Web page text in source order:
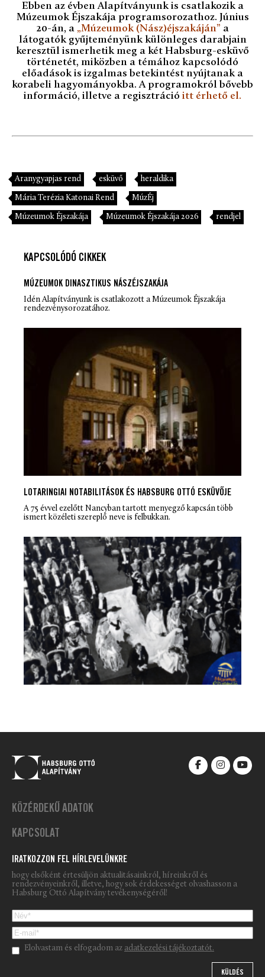
Ebben az évben Alapítványunk is csatlakozik a
Múzeumok Éjszakája programsorozathoz. Június
20-án, a „Múzeumok (Nász)éjszakáján” a
látogatók gyűjteményünk különleges darabjain
keresztül ismerhetik meg a két Habsburg-esküvő
történetét, miközben a témához kapcsolódó
előadások is izgalmas betekintést nyújtanak a
korabeli hagyományokba. A programokról bővebb
információ, illetve a regisztráció itt érhető el.
Aranygyapjas rend esküvő heraldika
Mária Terézia Katonai Rend MúzÉj
Múzeumok Éjszakája Múzeumok Éjszakája 2026 rendjel
KAPCSOLÓDÓ CIKKEK
MÚZEUMOK DINASZTIKUS NÁSZÉJSZAKÁJA
Idén Alapítványunk is csatlakozott a Múzeumok Éjszakája
rendezvénysorozatához.
LOTARINGIAI NOTABILITÁSOK ÉS HABSBURG OTTÓ ESKÜVŐJE
A 75 évvel ezelőtt Nancyban tartott menyegző kapcsán több
ismert közéleti szereplő neve is felbukkan.
KÖZÉRDEKŰ ADATOK
KAPCSOLAT
IRATKOZZON FEL HÍRLEVELÜNKRE
hogy elsőként értesüljön aktualitásainkról, híreinkről és
rendezvényeinkről, illetve, hogy sok érdekességet olvashasson a
Habsburg Ottó Alapítvány tevékenységéről!
Please leave this field empty.
Elolvastam és elfogadom az adatkezelési tájékoztatót.